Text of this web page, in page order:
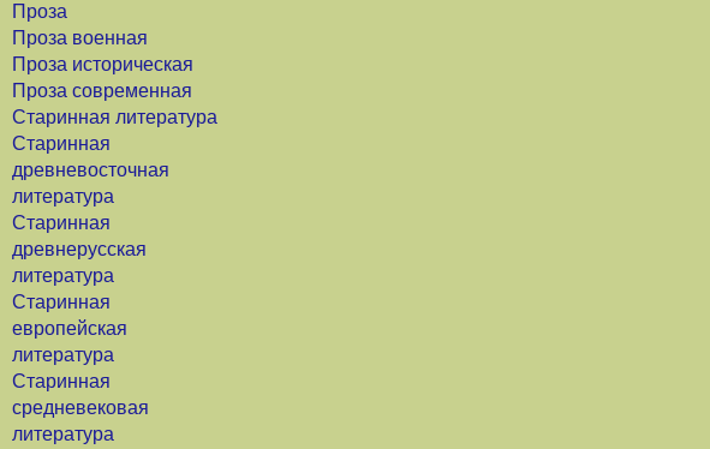
Проза
Проза военная
Проза историческая
Проза современная
Старинная литература
Старинная
древневосточная
литература
Старинная
древнерусская
литература
Старинная
европейская
литература
Старинная
средневековая
литература